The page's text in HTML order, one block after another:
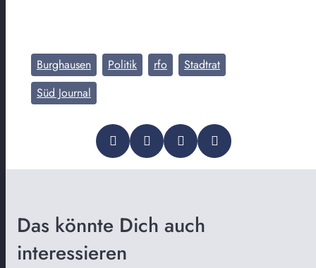
Burghausen Politik rfo
Stadtrat
Süd Journal
Das könnte Dich auch
interessieren